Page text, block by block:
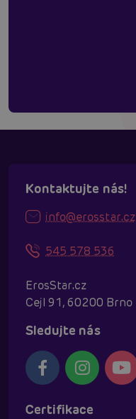
Kontaktujte nás!
info@erosstar.cz
545 578 536
ErosStar.cz
Cejl 91, 60200 Brno
Sledujte nás
Certifikace